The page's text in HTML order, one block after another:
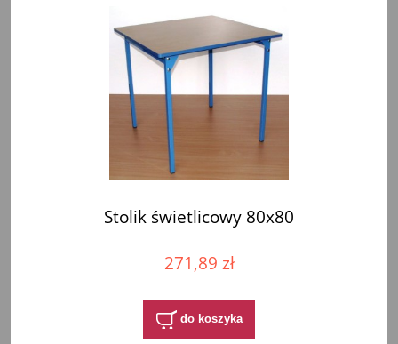
Stolik świetlicowy 80x80
271,89 zł
do koszyka